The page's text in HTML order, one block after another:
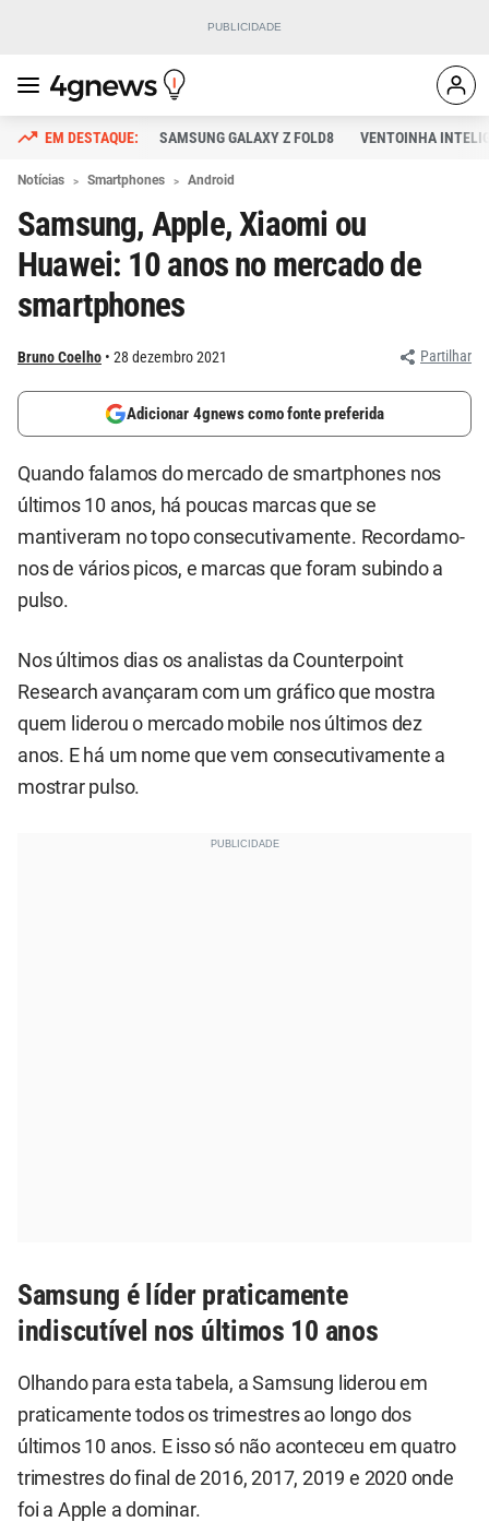
SAMSUNG GALAXY Z FOLD8 VENTOINHA
Notícias Smartphones Android
Samsung, Apple, Xiaomi ou
Huawei: 10 anos no mercado de
smartphones
Bruno Coelho 28 dezembro 2021 Partilhar
Adicionar 4gnews como fonte preferida
Quando falamos do mercado de smartphones nos
últimos 10 anos, há poucas marcas que se
mantiveram no topo consecutivamente. Recordamo-
nos de vários picos, e marcas que foram subindo a
pulso.
Nos últimos dias os analistas da Counterpoint
Research avançaram com um gráfico que mostra
quem liderou o mercado mobile nos últimos dez
anos. E há um nome que vem consecutivamente a
mostrar pulso.
Samsung é líder praticamente
indiscutível nos últimos 10 anos
Olhando para esta tabela, a Samsung liderou em
praticamente todos os trimestres ao longo dos
últimos 10 anos. E isso só não aconteceu em quatro
trimestres do final de 2016, 2017, 2019 e 2020 onde
foi a Apple a dominar.